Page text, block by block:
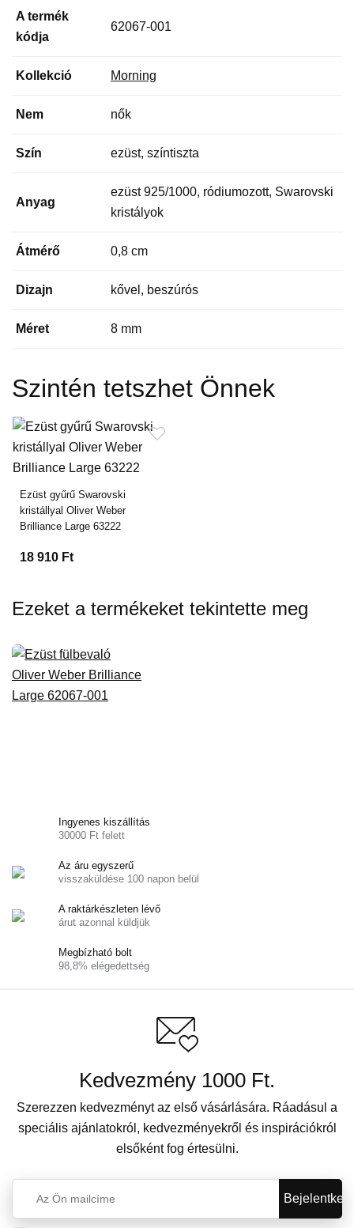
A termék
kódja
62067-001
Kollekció Morning
Nem nők
Szín ezüst, színtiszta
Anyag
ezüst 925/1000, ródiumozott, Swarovski
kristályok
Átmérő 0,8 cm
Dizajn kővel, beszúrós
Méret 8 mm
Szintén tetszhet Önnek
Ezüst gyűrű Swarovski
kristállyal Oliver Weber
Brilliance Large 63222
18 910 Ft
Ezeket a termékeket tekintette meg
Ingyenes kiszállítás
30000 Ft felett
Az áru egyszerű
visszaküldése 100 napon belül
A raktárkészleten lévő
árut azonnal küldjük
Megbízható bolt
98,8% elégedettség
Kedvezmény 1000 Ft.
Szerezzen kedvezményt az első vásárlására. Ráadásul a
speciális ajánlatokról, kedvezményekről és inspirációkról
elsőként fog értesülni.